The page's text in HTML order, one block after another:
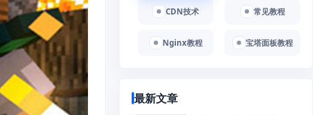
CDN技术 常见教程
Nginx教程 宝塔面板教程
最新文章